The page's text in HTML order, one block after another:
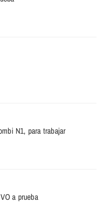
N1, para trabajar
a prueba